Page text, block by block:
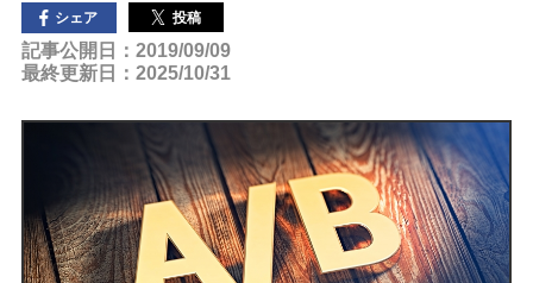
シェア 投稿
記事公開日：2019/09/09
最終更新日：2025/10/31